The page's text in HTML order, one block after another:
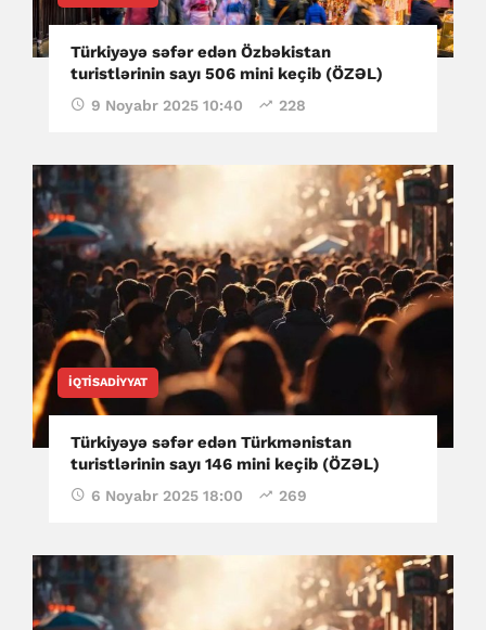
Türkiyəyə səfər edən Özbəkistan
turistlərinin sayı 506 mini keçib (ÖZƏL)
9 Noyabr 2025 10:40 228
İQTISADIYYAT
Türkiyəyə səfər edən Türkmənistan
turistlərinin sayı 146 mini keçib (ÖZƏL)
6 Noyabr 2025 18:00 269